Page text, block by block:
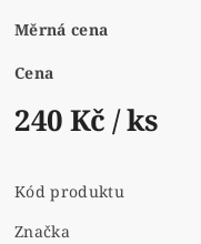
Měrná cena
Cena
240 Kč / ks
Kód produktu
Značka